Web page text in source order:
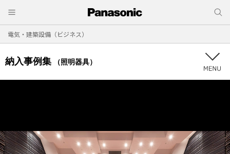
電気・建築設備（ビジネス）
納入事例集 （照明器具）